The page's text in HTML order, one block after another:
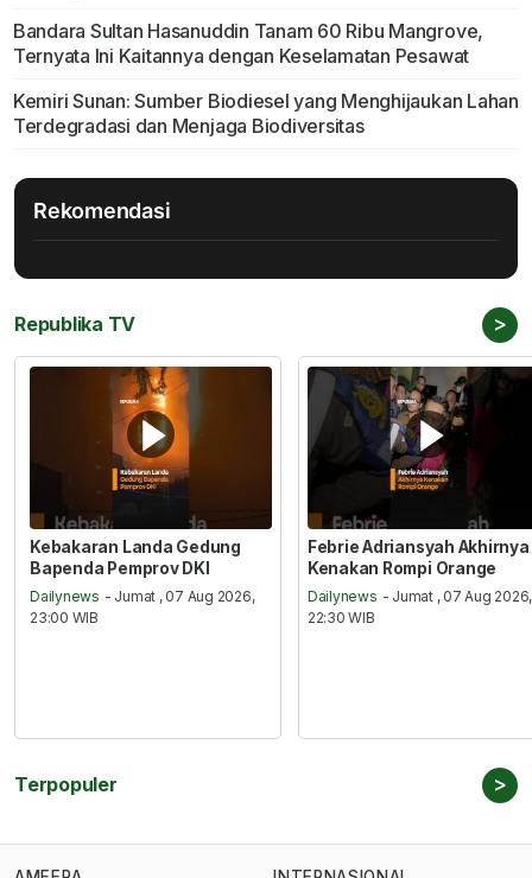
Bandara Sultan Hasanuddin Tanam 60 Ribu Mangrove,
Ternyata Ini Kaitannya dengan Keselamatan Pesawat
Kemiri Sunan: Sumber Biodiesel yang Menghijaukan Lahan
Terdegradasi dan Menjaga Biodiversitas
Rekomendasi
Republika TV >
Kebakaran Landa Gedung
Bapenda Pemprov DKI
Dailynews - Jumat , 07 Aug 2026,
23:00 WIB
Febrie Adriansyah Akhirnya
Kenakan Rompi Orange
Dailynews - Jumat , 07 Aug 2026,
22:30 WIB
Terpopuler >